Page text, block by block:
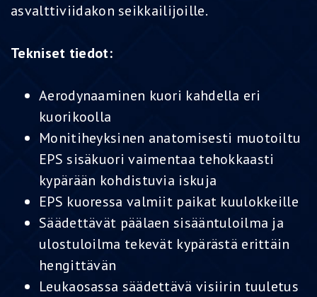
asvalttiviidakon seikkailijoille.
Tekniset tiedot:
Aerodynaaminen kuori kahdella eri
kuorikoolla
Monitiheyksinen anatomisesti muotoiltu
EPS sisäkuori vaimentaa tehokkaasti
kypärään kohdistuvia iskuja
EPS kuoressa valmiit paikat kuulokkeille
Säädettävät päälaen sisääntuloilma ja
ulostuloilma tekevät kypärästä erittäin
hengittävän
Leukaosassa säädettävä visiirin tuuletus